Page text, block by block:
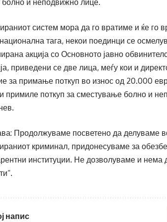
болно и неподвижно лице.
систем мора да го вратиме и ќе го
тага, некои поединци се
акција со Основното јавно
приведени се две лица, меѓу кои и
за примање поткуп во износ од 20.000
примиле поткуп за сместување болно и
Продолжуваме посветено да делуваме
криминал, придонесуваме за
институции. Не дозволуваме и нема
напис